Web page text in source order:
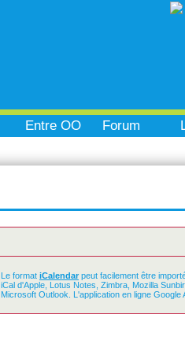
Entre OO Forum
Le format iCalendar peut facilement être
iCal d'Apple, Lotus Notes, Zimbra, Mozilla
Microsoft Outlook. L'application en ligne Google